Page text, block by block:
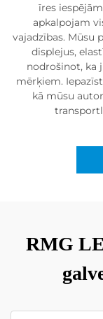
īres
apkalpojam
vajadzības. Mūsu
displejus,
nodrošinot, ka
mērķiem.
kā mūsu
RMG